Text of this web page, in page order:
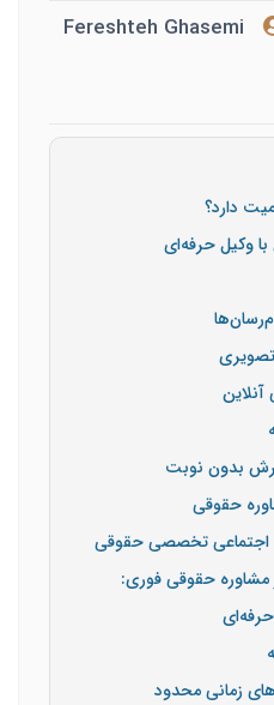
Fereshteh Ghasemi
دارد؟
وکیل حرفه‌ای
مشاوره حقوقی فوری:
زمانی محدود